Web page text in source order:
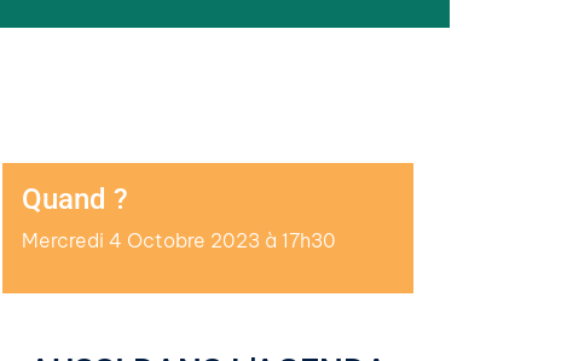
Quand ?
Mercredi 4 Octobre 2023 à 17h30